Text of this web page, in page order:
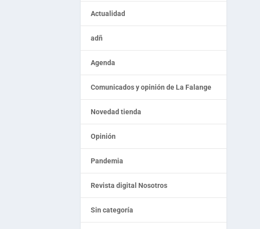
Actualidad
adñ
Agenda
Comunicados y opinión de La Falange
Novedad tienda
Opinión
Pandemia
Revista digital Nosotros
Sin categoría